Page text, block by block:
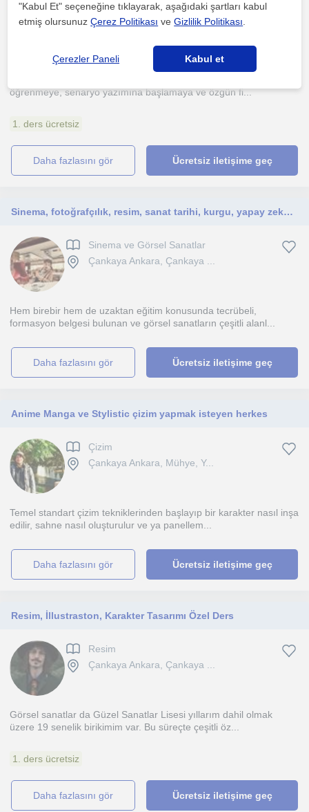
Sinema ve Görsel Sanatlar
Çankaya Ankara, Çankaya ...
öğrenmeye, senaryo yazımına başlamaya ve özgün fi...
1. ders ücretsiz
daha fazlasını gör Ücretsiz iletişime geç
Sinema, fotoğrafçılık, resim, sanat tarihi, kurgu, yapay zeka, özel efektler, grafik tasarıma ilgi duyan kişiler için uygundur.
Sinema ve Görsel Sanatlar
Çankaya Ankara, Çankaya ...
Hem birebir hem de uzaktan eğitim konusunda tecrübeli,
formasyon belgesi bulunan ve görsel sanatların çeşitli alanl...
daha fazlasını gör Ücretsiz iletişime geç
Anime Manga ve Stylistic çizim yapmak isteyen herkes
Çizim
Çankaya Ankara, Mühye, Y...
Temel standart çizim tekniklerinden başlayıp bir karakter nasıl inşa
edilir, sahne nasıl oluşturulur ve ya panellem...
daha fazlasını gör Ücretsiz iletişime geç
Resim, İllustraston, Karakter Tasarımı Özel Ders
Resim
Çankaya Ankara, Çankaya ...
Görsel sanatlar da Güzel Sanatlar Lisesi yıllarım dahil olmak
üzere 19 senelik birikimim var. Bu süreçte çeşitli öz...
1. ders ücretsiz
daha fazlasını gör Ücretsiz iletişime geç
"Kabul Et" seçeneğine tıklayarak, aşağıdaki şartları kabul
etmiş olursunuzÇerez Politikası veGizlilik Politikası
Çerezler Paneli Kabul et